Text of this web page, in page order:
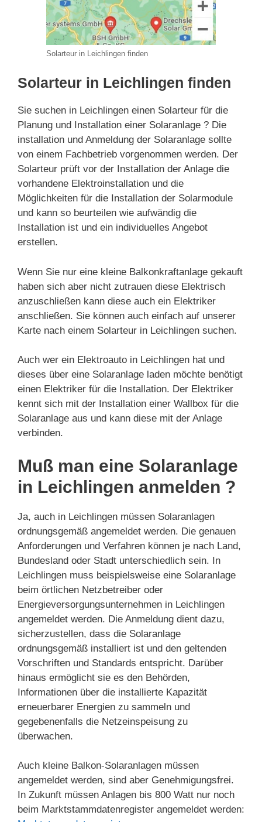
Solarteur in Leichlingen finden
Solarteur in Leichlingen finden
Sie suchen in Leichlingen einen Solarteur für die
Planung und Installation einer Solaranlage ? Die
installation und Anmeldung der Solaranlage sollte
von einem Fachbetrieb vorgenommen werden. Der
Solarteur prüft vor der Installation der Anlage die
vorhandene Elektroinstallation und die
Möglichkeiten für die Installation der Solarmodule
und kann so beurteilen wie aufwändig die
Installation ist und ein individuelles Angebot
erstellen.
Wenn Sie nur eine kleine Balkonkraftanlage gekauft
haben sich aber nicht zutrauen diese Elektrisch
anzuschließen kann diese auch ein Elektriker
anschließen. Sie können auch einfach auf unserer
Karte nach einem Solarteur in Leichlingen suchen.
Auch wer ein Elektroauto in Leichlingen hat und
dieses über eine Solaranlage laden möchte benötigt
einen Elektriker für die Installation. Der Elektriker
kennt sich mit der Installation einer Wallbox für die
Solaranlage aus und kann diese mit der Anlage
verbinden.
Muß man eine Solaranlage
in Leichlingen anmelden ?
Ja, auch in Leichlingen müssen Solaranlagen
ordnungsgemäß angemeldet werden. Die genauen
Anforderungen und Verfahren können je nach Land,
Bundesland oder Stadt unterschiedlich sein. In
Leichlingen muss beispielsweise eine Solaranlage
beim örtlichen Netzbetreiber oder
Energieversorgungsunternehmen in Leichlingen
angemeldet werden. Die Anmeldung dient dazu,
sicherzustellen, dass die Solaranlage
ordnungsgemäß installiert ist und den geltenden
Vorschriften und Standards entspricht. Darüber
hinaus ermöglicht sie es den Behörden,
Informationen über die installierte Kapazität
erneuerbarer Energien zu sammeln und
gegebenenfalls die Netzeinspeisung zu
überwachen.
Auch kleine Balkon-Solaranlagen müssen
angemeldet werden, sind aber Genehmigungsfrei.
In Zukunft müssen Anlagen bis 800 Watt nur noch
beim Marktstammdatenregister angemeldet werden: